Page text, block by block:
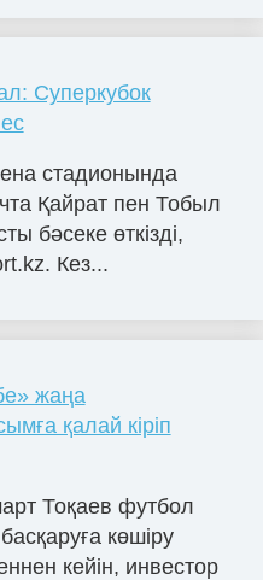
Суперкубок
стадионында
Қайрат пен Тобыл
бәсеке өткізді,
Кез...
жаңа
қалай кіріп
Тоқаев футбол
көшіру
кейін, инвестор